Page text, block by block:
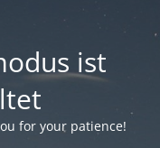
ist
for your patience!